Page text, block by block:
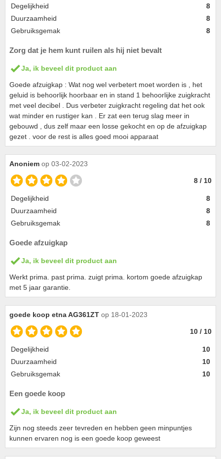
Degelijkheid
8
Duurzaamheid
8
Gebruiksgemak
8
Zorg dat je hem kunt ruilen als hij niet bevalt
Ja, ik beveel dit product aan
Goede afzuigkap : Wat nog wel verbetert moet worden is , het
geluid is behoorlijk hoorbaar en in stand 1 behoorlijke zuigkracht
met veel decibel . Dus verbeter zuigkracht regeling dat het ook
wat minder en rustiger kan . Er zat een terug slag meer in
gebouwd , dus zelf maar een losse gekocht en op de afzuigkap
gezet . voor de rest is alles goed mooi apparaat
Anoniem op 03-02-2023
8 / 10
Degelijkheid
8
Duurzaamheid
8
Gebruiksgemak
8
Goede afzuigkap
Ja, ik beveel dit product aan
Werkt prima. past prima. zuigt prima. kortom goede afzuigkap
met 5 jaar garantie.
goede koop etna AG361ZT op 18-01-2023
10 / 10
Degelijkheid
10
Duurzaamheid
10
Gebruiksgemak
10
Een goede koop
Ja, ik beveel dit product aan
Zijn nog steeds zeer tevreden en hebben geen minpuntjes
kunnen ervaren nog is een goede koop geweest